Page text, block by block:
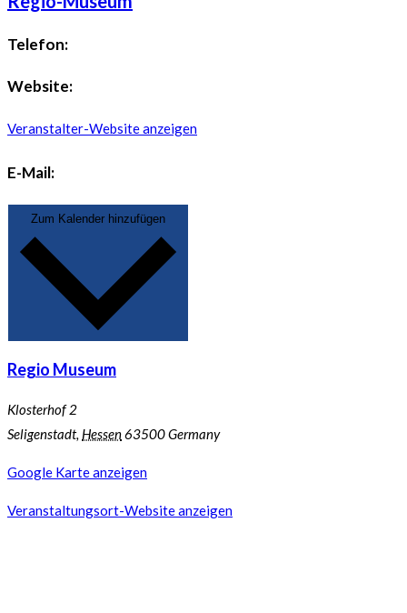
Telefon:
Website:
Veranstalter-Website anzeigen
E-Mail:
Regio Museum
Klosterhof 2
Seligenstadt, Hessen63500Germany
Google Karte anzeigen
Veranstaltungsort-Website anzeigen